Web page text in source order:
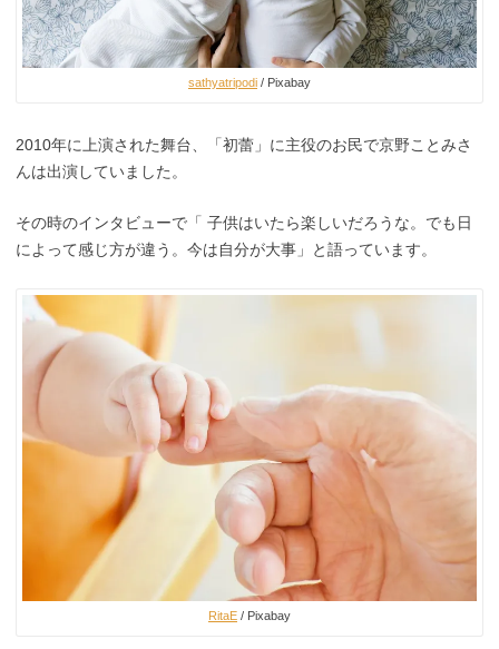
sathyatripodi / Pixabay
2010年に上演された舞台、「初蕾」に主役のお民で京野ことみさ
んは出演していました。
その時のインタビューで「 子供はいたら楽しいだろうな。でも日
によって感じ方が違う。今は自分が大事」と語っています。
RitaE / Pixabay